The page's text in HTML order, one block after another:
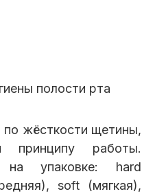
жёсткости щетины,
принципу работы.
на упаковке: hard
soft (мягкая),